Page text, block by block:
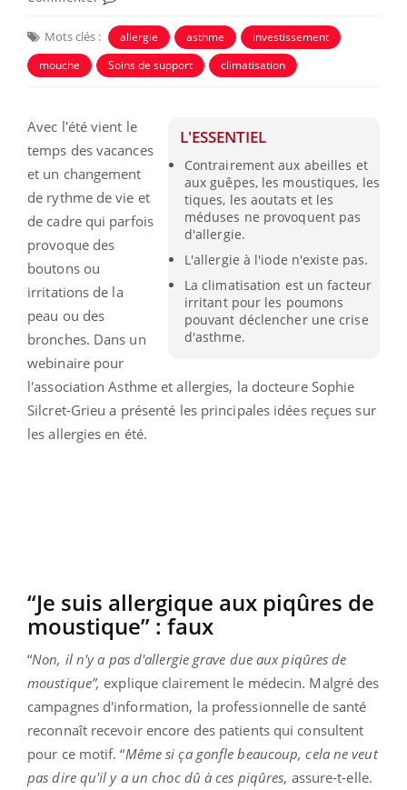
Mots clés : allergie asthme
investissement
mouche
Soins de support climatisation
L'ESSENTIEL
Contrairement aux abeilles et
aux guêpes, les moustiques, les
tiques, les aoutats et les
méduses ne provoquent pas
d'allergie.
L'allergie à l'iode n'existe pas.
La climatisation est un facteur
irritant pour les poumons
pouvant déclencher une crise
d'asthme.
Avec l'été vient le
temps des vacances
et un changement
de rythme de vie et
de cadre qui parfois
provoque des
boutons ou
irritations de la
peau ou des
bronches. Dans un
webinaire pour
l'association Asthme et allergies, la docteure Sophie
Silcret-Grieu a présenté les principales idées reçues sur
les allergies en été.
“Je suis allergique aux piqûres de
moustique” : faux
“Non, il n'y a pas d'allergie grave due aux piqûres de
moustique”, explique clairement le médecin. Malgré des
campagnes d'information, la professionnelle de santé
reconnaît recevoir encore des patients qui consultent
pour ce motif. “Même si ça gonfle beaucoup, cela ne veut
pas dire qu'il y a un choc dû à ces piqûres, assure-t-elle.